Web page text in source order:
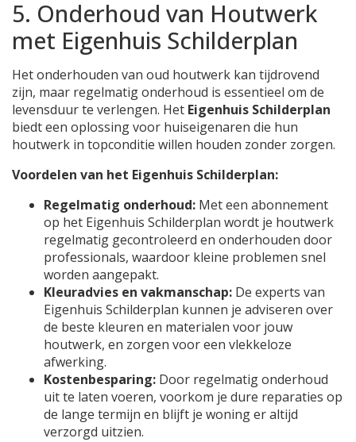
5. Onderhoud van Houtwerk
met Eigenhuis Schilderplan
Het onderhouden van oud houtwerk kan tijdrovend
zijn, maar regelmatig onderhoud is essentieel om de
levensduur te verlengen. Het Eigenhuis Schilderplan
biedt een oplossing voor huiseigenaren die hun
houtwerk in topconditie willen houden zonder zorgen.
Voordelen van het Eigenhuis Schilderplan:
Regelmatig onderhoud: Met een abonnement
op het Eigenhuis Schilderplan wordt je houtwerk
regelmatig gecontroleerd en onderhouden door
professionals, waardoor kleine problemen snel
worden aangepakt.
Kleuradvies en vakmanschap: De experts van
Eigenhuis Schilderplan kunnen je adviseren over
de beste kleuren en materialen voor jouw
houtwerk, en zorgen voor een vlekkeloze
afwerking.
Kostenbesparing: Door regelmatig onderhoud
uit te laten voeren, voorkom je dure reparaties op
de lange termijn en blijft je woning er altijd
verzorgd uitzien.